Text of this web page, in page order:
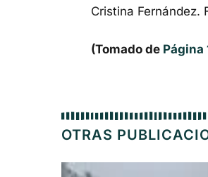
Cristina Fernández.
(Tomado de Página
OTRAS